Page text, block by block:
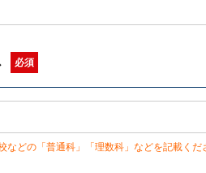
必須
などの「普通科」「理数科」などを記載くだ